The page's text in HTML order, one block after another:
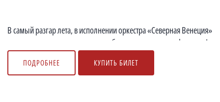
В самый разгар лета, в исполнении оркестра «Северная Венеция»
для вас прозвучат мелодии из любимых во всем мире фильмов!
Вы услышите классику сове...
ПОДРОБНЕЕ КУПИТЬ БИЛЕТ